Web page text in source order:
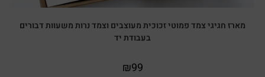
מארז חגיגי צמד פמוטי זכוכית מעוצבים וצמד נרות משעוות דבורים
בעבודת יד
₪99